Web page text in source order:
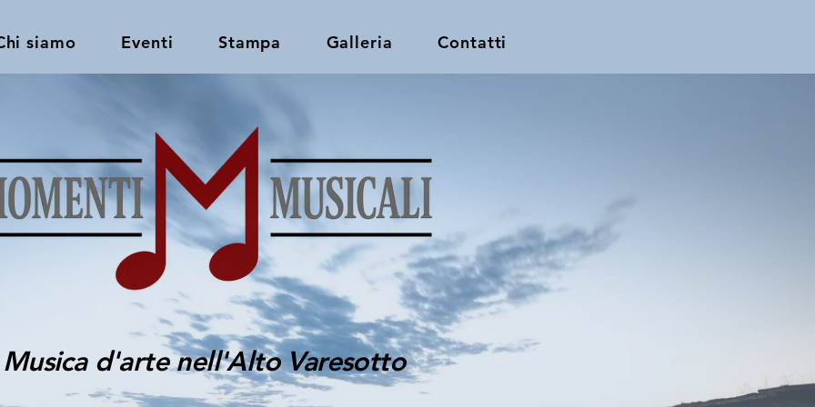
siamo Eventi Stampa Galleria Contatti
Musica d'arte nell'Alto Varesotto